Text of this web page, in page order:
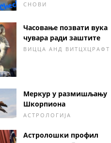
СНОВИ
Часовање позвати вука
чувара ради заштите
ВИЦЦА АНД ВИТЦХЦРАФТ
Меркур у размишљању
Шкорпиона
АСТРОЛОГИЈА
Астролошки профил